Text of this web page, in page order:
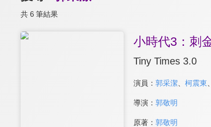
共 6 筆結果
小時代3：刺
Tiny Times 3.0
演員： 郭采潔、 柯震東
導演： 郭敬明
原著： 郭敬明